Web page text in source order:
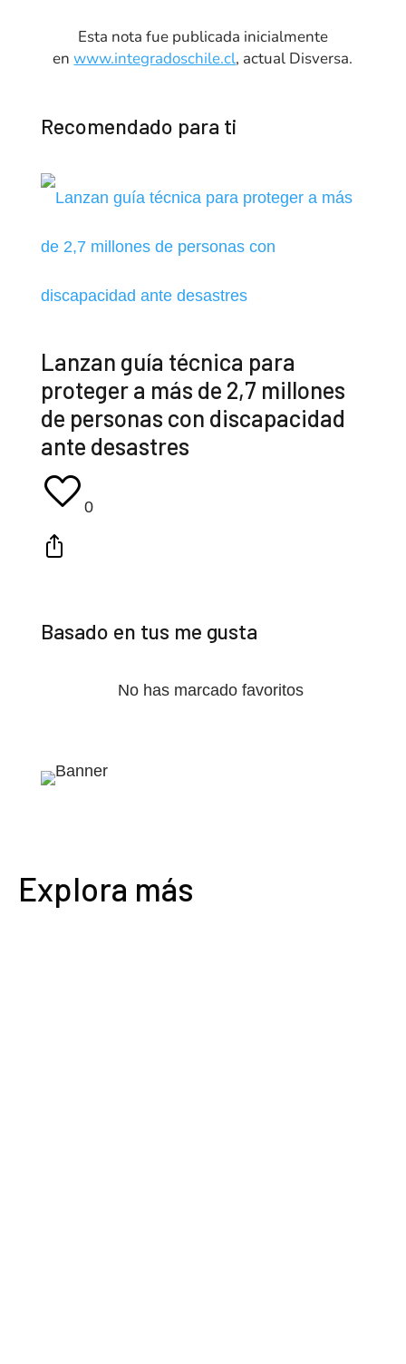
Esta nota fue publicada inicialmente
enwww.integradoschile.cl, actual Disversa.
Recomendado para ti
Lanzan guía técnica para
proteger a más de 2,7 millones
de personas con discapacidad
ante desastres
0
Basado en tus me gusta
No has marcado favoritos
Explora más